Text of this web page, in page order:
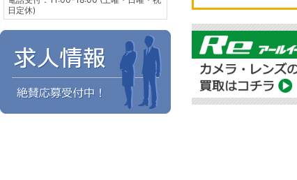
日定休)